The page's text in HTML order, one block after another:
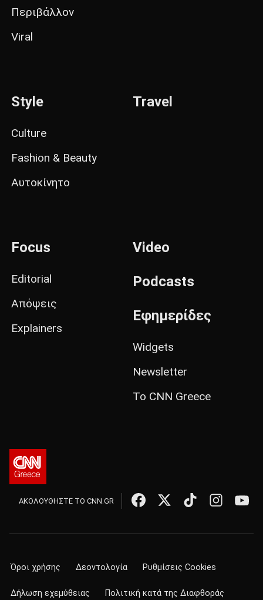
Περιβάλλον
Viral
Style
Culture
Fashion & Beauty
Αυτοκίνητο
Travel
Focus
Editorial
Απόψεις
Explainers
Video
Podcasts
Εφημερίδες
Widgets
Newsletter
Το CNN Greece
ΑΚΟΛΟΥΘΗΣΤΕ ΤΟ CNN.GR
Όροι χρήσης Δεοντολογία Ρυθμίσεις Cookies
Δήλωση εχεμύθειας Πολιτική κατά της Διαφθοράς